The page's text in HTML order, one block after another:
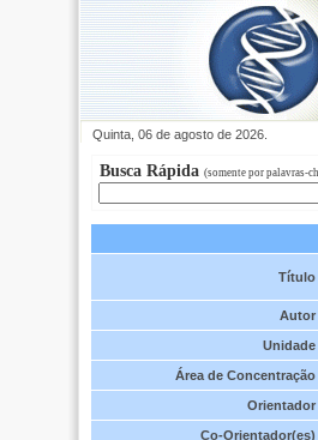
Quinta, 06 de agosto de 2026.
Busca Rápida (somente por palavras-
Título
Autor
Unidade
Área de Concentração
Orientador
Co-Orientador(es)